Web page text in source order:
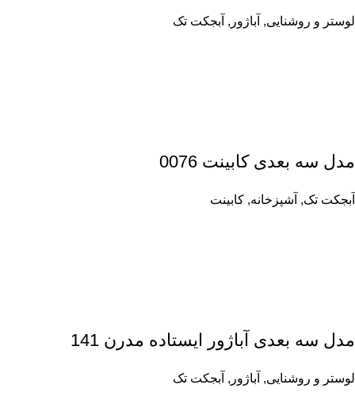
لوستر و روشنایی, آباژور , آبجکت تک
مدل سه بعدی کابینت 0076
آبجکت تک, آشپزخانه, کابینت
مدل سه بعدی آباژور ایستاده مدرن 141
لوستر و روشنایی, آباژور , آبجکت تک